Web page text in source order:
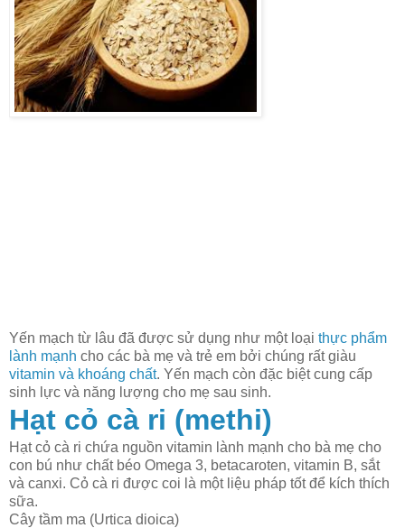
Yến mạch từ lâu đã được sử dụng như một loại thực phẩm
lành mạnh cho các bà mẹ và trẻ em bởi chúng rất giàu
vitamin và khoáng chất. Yến mạch còn đặc biệt cung cấp
sinh lực và năng lượng cho mẹ sau sinh.
Hạt cỏ cà ri (methi)
Hạt cỏ cà ri chứa nguồn vitamin lành mạnh cho bà mẹ cho
con bú như chất béo Omega 3, betacaroten, vitamin B, sắt
và canxi. Cỏ cà ri được coi là một liệu pháp tốt để kích thích
sữa.
Cây tầm ma (Urtica dioica)